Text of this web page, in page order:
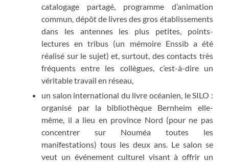
catalogage partagé, programme d’animation
commun, dépôt de livres des gros établissements
dans les antennes les plus petites, points-
lectures en tribus (un mémoire Enssib a été
réalisé sur le sujet) et, surtout, des contacts très
fréquents entre les collègues, c’est-à-dire un
véritable travail en réseau,
un salon international du livre océanien, le SILO :
organisé par la bibliothèque Bernheim elle-
même, il a lieu en province Nord (pour ne pas
concentrer sur Nouméa toutes les
manifestations) tous les deux ans. Le salon se
veut un événement culturel visant à offrir un